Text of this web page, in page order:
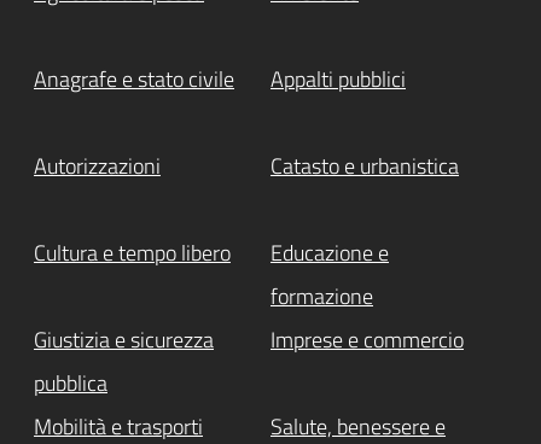
Anagrafe e stato civile Appalti pubblici
Autorizzazioni Catasto e urbanistica
Cultura e tempo libero
Educazione e
formazione
Giustizia e sicurezza
pubblica
Imprese e commercio
Mobilità e trasporti
Salute, benessere e